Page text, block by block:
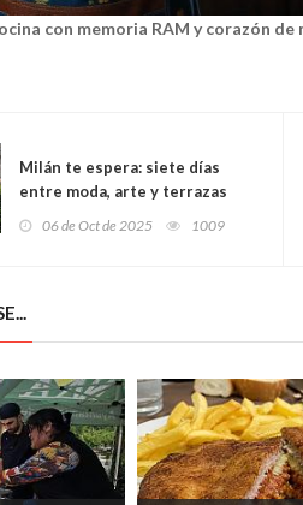
con memoria RAM y corazón de
Milán te espera: siete días
entre moda, arte y terrazas
con vuelo y hotel de lujo
06 de Oct de 2025 1009